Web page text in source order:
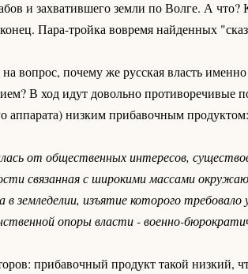
и захватившего земли по Волге. А что?
Пара-тройка вовремя найденных
вопрос, почему же русская власть именно
В ход идут довольно противоречивые
аппарата) низким прибавочным продуктом:
от общественных интересов,
связанная с широкими массами
земледелии, изъятие которого
опоры власти - военно-
прибавочный продукт такой низкий,